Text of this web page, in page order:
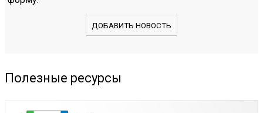
ДОБАВИТЬ НОВОСТЬ
Полезные ресурсы